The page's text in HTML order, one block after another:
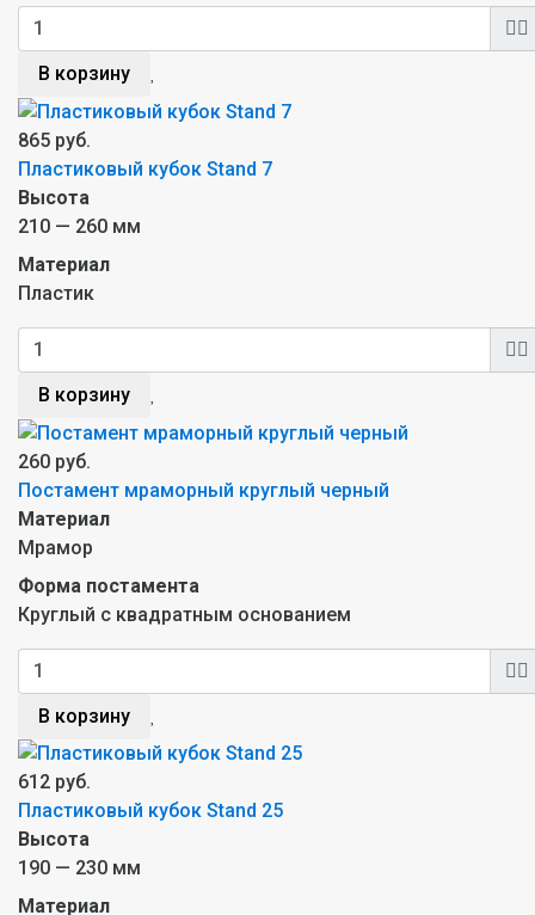
В корзину
865 руб.
Пластиковый кубок Stand 7
Высота
210 — 260 мм
Материал
Пластик
В корзину
260 руб.
Постамент мраморный круглый черный
Материал
Мрамор
Форма постамента
Круглый с квадратным основанием
В корзину
612 руб.
Пластиковый кубок Stand 25
Высота
190 — 230 мм
Материал